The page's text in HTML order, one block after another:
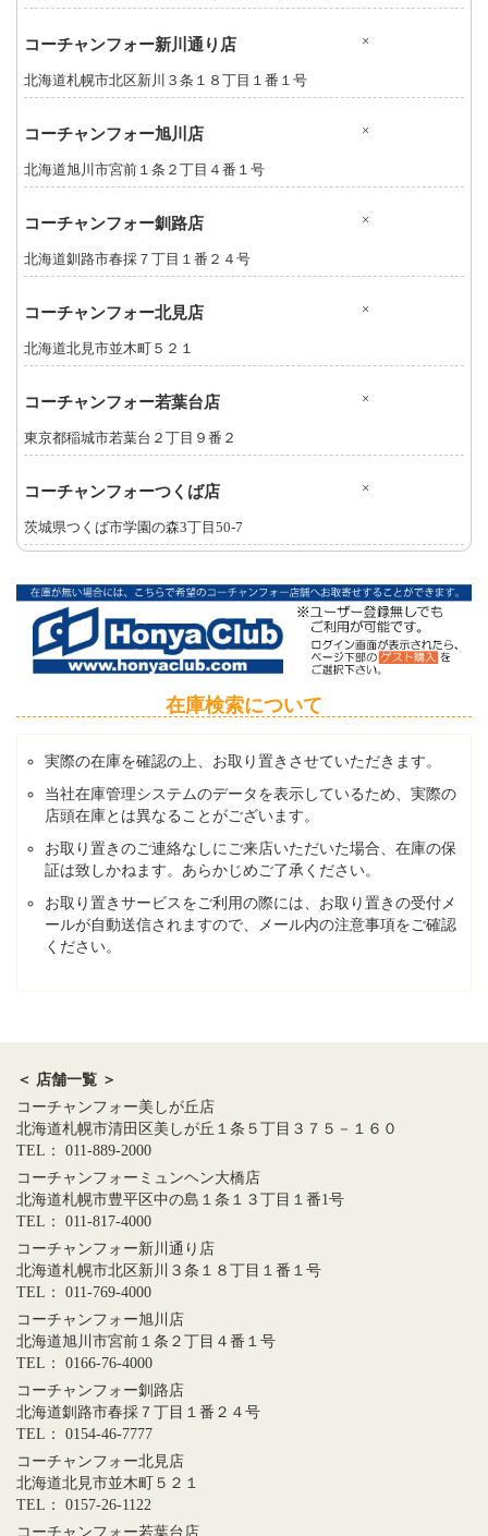
コーチャンフォー新川通り店 ×
北海道札幌市北区新川３条１８丁目１番１号
コーチャンフォー旭川店 ×
北海道旭川市宮前１条２丁目４番１号
コーチャンフォー釧路店 ×
北海道釧路市春採７丁目１番２４号
コーチャンフォー北見店 ×
北海道北見市並木町５２１
コーチャンフォー若葉台店 ×
東京都稲城市若葉台２丁目９番２
コーチャンフォーつくば店 ×
茨城県つくば市学園の森3丁目50-7
在庫検索について
実際の在庫を確認の上、お取り置きさせていただきます。
当社在庫管理システムのデータを表示しているため、実際の
店頭在庫とは異なることがございます。
お取り置きのご連絡なしにご来店いただいた場合、在庫の保
証は致しかねます。あらかじめご了承ください。
お取り置きサービスをご利用の際には、お取り置きの受付メ
ールが自動送信されますので、メール内の注意事項をご確認
ください。
＜ 店舗一覧 ＞
コーチャンフォー美しが丘店
北海道札幌市清田区美しが丘１条５丁目３７５－１６０
TEL： 011-889-2000
コーチャンフォーミュンヘン大橋店
北海道札幌市豊平区中の島１条１３丁目１番1号
TEL： 011-817-4000
コーチャンフォー新川通り店
北海道札幌市北区新川３条１８丁目１番１号
TEL： 011-769-4000
コーチャンフォー旭川店
北海道旭川市宮前１条２丁目４番１号
TEL： 0166-76-4000
コーチャンフォー釧路店
北海道釧路市春採７丁目１番２４号
TEL： 0154-46-7777
コーチャンフォー北見店
北海道北見市並木町５２１
TEL： 0157-26-1122
コーチャンフォー若葉台店